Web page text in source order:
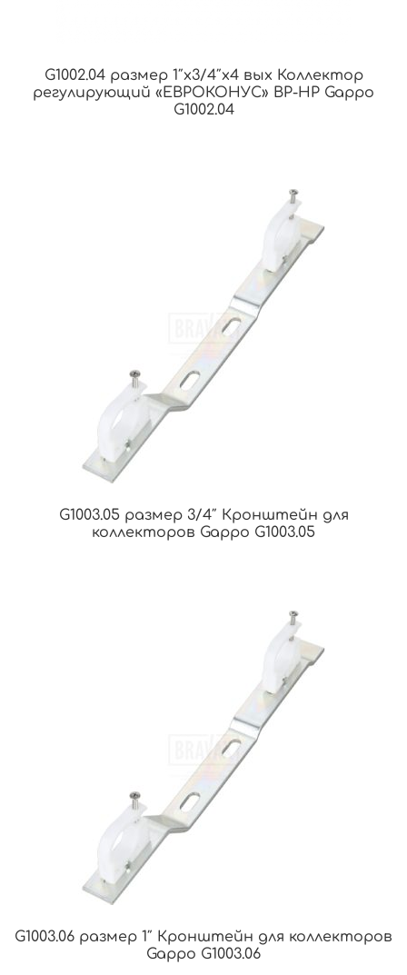
G1002.04 размер 1″x3/4″x4 вых Коллектор
регулирующий «ЕВРОКОНУС» ВР-НР Gappo
G1002.04
G1003.05 размер 3/4″ Кронштейн для
коллекторов Gappo G1003.05
G1003.06 размер 1″ Кронштейн для коллекторов
Gappo G1003.06